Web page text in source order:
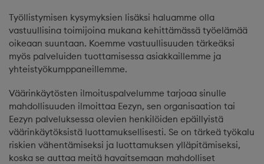
Työllistymisen kysymyksien lisäksi haluamme olla
vastuullisina toimijoina mukana kehittämässä työelämää
oikeaan suuntaan. Koemme vastuullisuuden tärkeäksi
myös palveluiden tuottamisessa asiakkaillemme ja
yhteistyökumppaneillemme.
Väärinkäytösten ilmoituspalvelumme tarjoaa sinulle
mahdollisuuden ilmoittaa Eezyn, sen organisaation tai
Eezyn palveluksessa olevien henkilöiden epäillyistä
väärinkäytöksistä luottamuksellisesti. Se on tärkeä työkalu
riskien vähentämiseksi ja luottamuksen ylläpitämiseksi,
koska se auttaa meitä havaitsemaan mahdolliset